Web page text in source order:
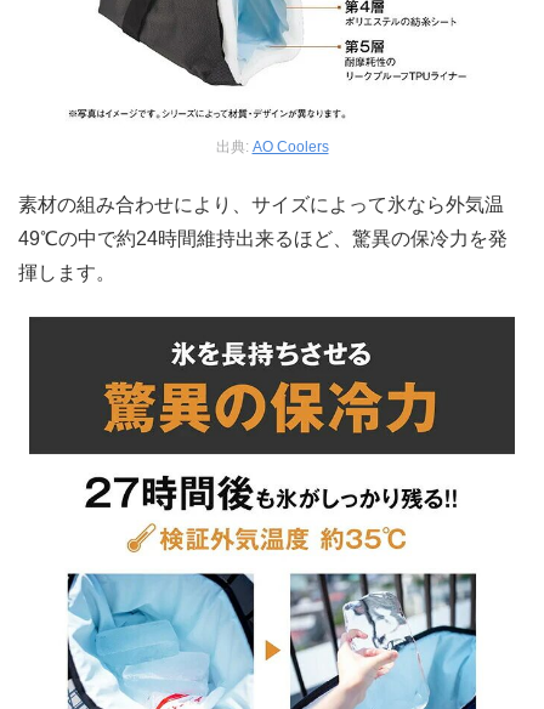
出典: AO Coolers
素材の組み合わせにより、サイズによって氷なら外気温
49℃の中で約24時間維持出来るほど、驚異の保冷力を発
揮します。